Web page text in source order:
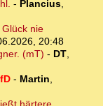
- Plancius,
nie
20:48
(mT) - DT,
- Martin,